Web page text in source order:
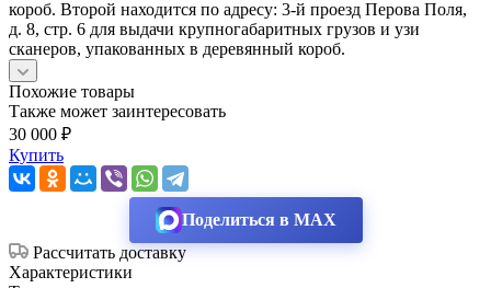
короб. Второй находится по адресу: 3-й проезд Перова Поля,
д. 8, стр. 6 для выдачи крупногабаритных грузов и узи
сканеров, упакованных в деревянный короб.
Похожие товары
Также может заинтересовать
30 000 ₽
Купить
Поделиться в MAX
Рассчитать доставку
Характеристики